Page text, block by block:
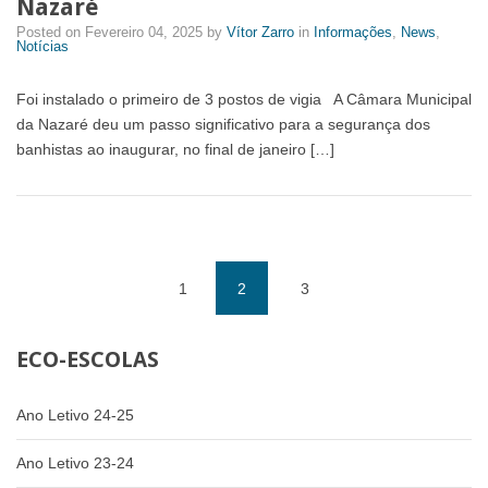
Nazaré
Posted on Fevereiro 04, 2025 by Vítor Zarro in Informações, News,
Notícias
Foi instalado o primeiro de 3 postos de vigia A Câmara Municipal
da Nazaré deu um passo significativo para a segurança dos
banhistas ao inaugurar, no final de janeiro […]
1 2 3
ECO-ESCOLAS
Ano Letivo 24-25
Ano Letivo 23-24